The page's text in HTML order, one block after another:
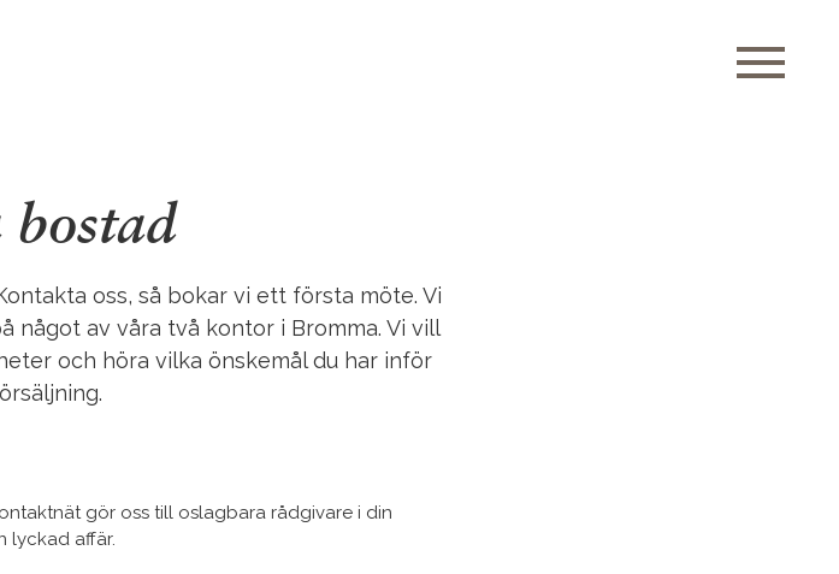
bostad
oss, så bokar vi ett första möte. Vi
något av våra två kontor i Bromma. Vi vill
och höra vilka önskemål du har inför
gör oss till oslagbara rådgivare i din
lyckad affär.